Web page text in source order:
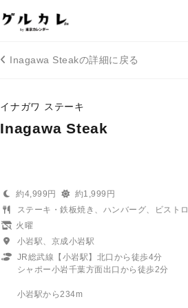
Inagawa Steakの詳細に戻る
イナガワ ステーキ
Inagawa Steak
約4,999円
約1,999円
ステーキ・鉄板焼き、ハンバーグ、ビスト
火曜
小岩駅、京成小岩駅
JR総武線【小岩駅】北口から徒歩4分
シャポー小岩千葉方面出口から徒歩2分
小岩駅から234m